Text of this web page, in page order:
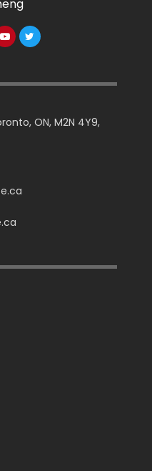
ON, M2N 4Y9,